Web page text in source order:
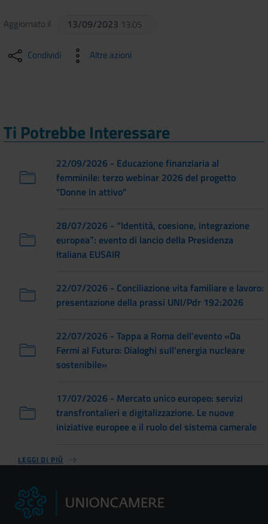
Aggiornato il 13/09/2023 13:05
Condividi Altre azioni
Ti Potrebbe Interessare
22/09/2026 - Educazione finanziaria al
femminile: terzo webinar 2026 del progetto
"Donne in attivo"
28/07/2026 - “Identità, coesione, integrazione
europea”: evento di lancio della Presidenza
Italiana EUSAIR
22/07/2026 - Conciliazione vita familiare e lavoro:
presentazione della prassi UNI/Pdr 192:2026
22/07/2026 - Tappa a Roma dell'evento «Da
Fermi al Futuro: Dialoghi sull'energia nucleare
sostenibile»
17/07/2026 - Mercato unico europeo: servizi
transfrontalieri e digitalizzazione. Le nuove
iniziative europee e il ruolo del sistema camerale
LEGGI DI PIÙ